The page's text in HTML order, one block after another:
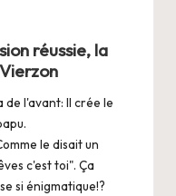
réussie, la
de l'avant: Il crée le
le disait un
c'est toi". Ça
si énigmatique!?